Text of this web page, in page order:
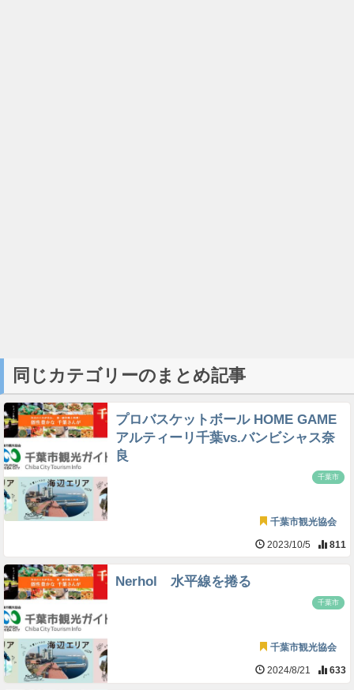
同じカテゴリーのまとめ記事
プロバスケットボール HOME GAME
アルティーリ千葉vs.バンビシャス奈
良
千葉市
千葉市観光協会
2023/10/5 811
Nerhol 水平線を捲る
千葉市
千葉市観光協会
2024/8/21 633